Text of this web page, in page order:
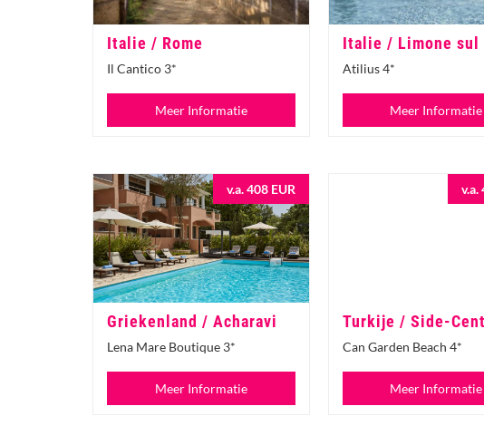
Italie / Rome
Il Cantico 3*
Meer Informatie
Italie / Limone sul
Atilius 4*
Meer Informatie
v.a. 408 EUR
Griekenland / Acharavi
Lena Mare Boutique 3*
Meer Informatie
v.a.
Turkije / Side-
Can Garden Beach 4*
Meer Informatie